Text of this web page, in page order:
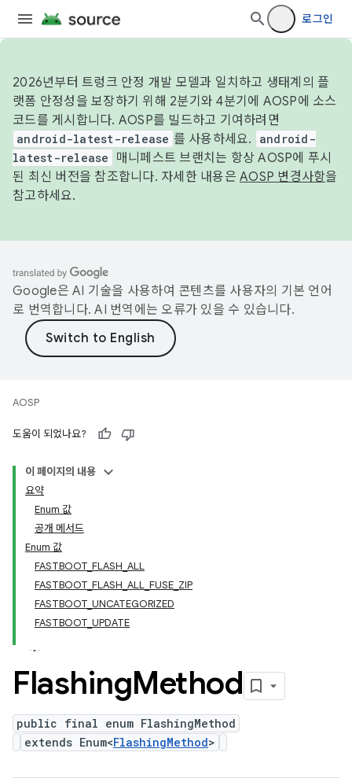
로그인
2026년부터 트렁크 안정 개발 모델과 일치하고 생태계의 플
랫폼 안정성을 보장하기 위해 2분기와 4분기에 AOSP에 소스
코드를 게시합니다. AOSP를 빌드하고 기여하려면
android-latest-release 를 사용하세요.
android-
latest-release
매니페스트 브랜치는 항상 AOSP에 푸시
된 최신 버전을 참조합니다. 자세한 내용은 AOSP 변경사항을
참고하세요.
Google은 AI 기술을 사용하여 콘텐츠를 사용자의 기본 언어
로 번역합니다. AI 번역에는 오류가 있을 수 있습니다.
AOSP
도움이 되었나요?
이 페이지의 내용
요약
Enum 값
공개 메서드
Enum 값
FASTBOOT_FLASH_ALL
FASTBOOT_FLASH_ALL_FUSE_ZIP
FASTBOOT_UNCATEGORIZED
FASTBOOT_UPDATE
FlashingMethod
public final enum FlashingMethod
extends Enum<FlashingMethod>